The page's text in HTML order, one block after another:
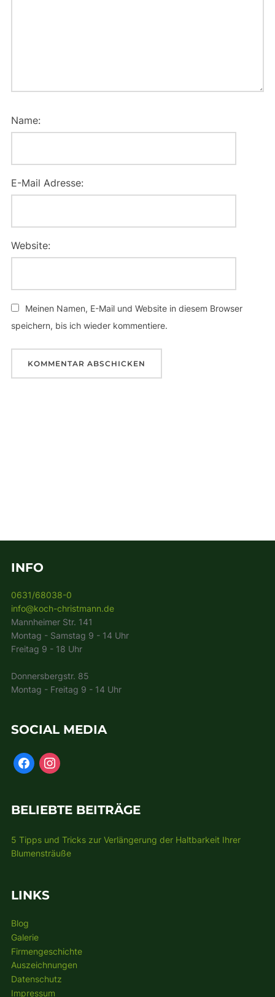
Name:
E-Mail Adresse:
Website:
Meinen Namen, E-Mail und Website in diesem Browser
speichern, bis ich wieder kommentiere.
INFO
0631/68038-0
info@koch-christmann.de
Mannheimer Str. 141
Montag - Samstag 9 - 14 Uhr
Freitag 9 - 18 Uhr
Donnersbergstr. 85
Montag - Freitag 9 - 14 Uhr
SOCIAL MEDIA
BELIEBTE BEITRÄGE
5 Tipps und Tricks zur Verlängerung der Haltbarkeit Ihrer
Blumensträuße
LINKS
Blog
Galerie
Firmengeschichte
Auszeichnungen
Datenschutz
Impressum